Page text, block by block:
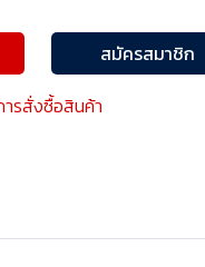
สมัครสมาชิก
ารสั่งซื้อสินค้า